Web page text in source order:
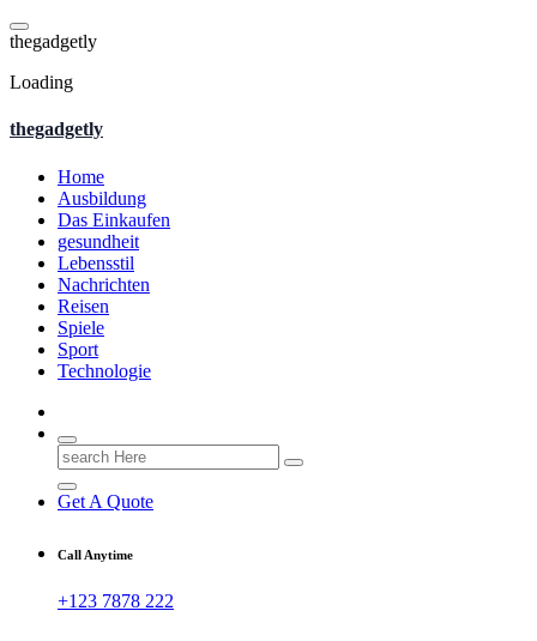
Skip
to
thegadgetly
Loading
thegadgetly
Home
Ausbildung
Das Einkaufen
gesundheit
Lebensstil
Nachrichten
Reisen
Spiele
Sport
Technologie
Search
for:
Get A Quote
Call Anytime
+123 7878 222